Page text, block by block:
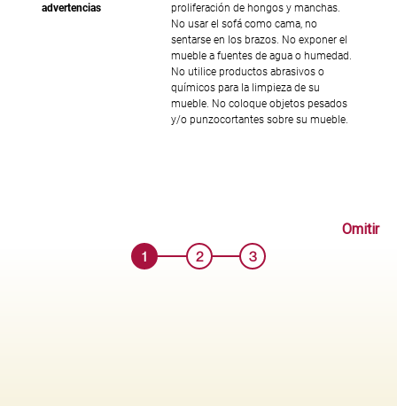
advertencias
proliferación de hongos y manchas.
No usar el sofá como cama, no
sentarse en los brazos. No exponer el
mueble a fuentes de agua o humedad.
No utilice productos abrasivos o
químicos para la limpieza de su
mueble. No coloque objetos pesados
y/o punzocortantes sobre su mueble.